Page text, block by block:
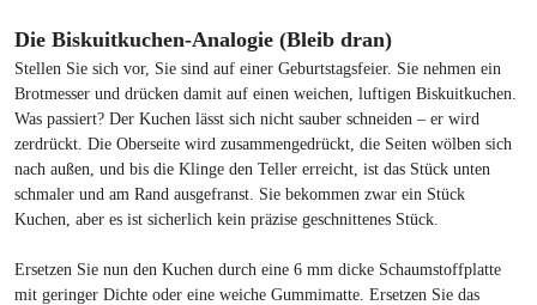
Die Biskuitkuchen-Analogie (Bleib dran)
Stellen Sie sich vor, Sie sind auf einer Geburtstagsfeier. Sie nehmen ein
Brotmesser und drücken damit auf einen weichen, luftigen Biskuitkuchen.
Was passiert? Der Kuchen lässt sich nicht sauber schneiden – er wird
zerdrückt. Die Oberseite wird zusammengedrückt, die Seiten wölben sich
nach außen, und bis die Klinge den Teller erreicht, ist das Stück unten
schmaler und am Rand ausgefranst. Sie bekommen zwar ein Stück
Kuchen, aber es ist sicherlich kein präzise geschnittenes Stück.
Ersetzen Sie nun den Kuchen durch eine 6 mm dicke Schaumstoffplatte
mit geringer Dichte oder eine weiche Gummimatte. Ersetzen Sie das